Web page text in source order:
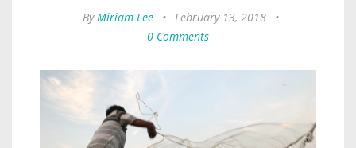
ByMiriam Lee • February 13, 2018
•
0 Comments